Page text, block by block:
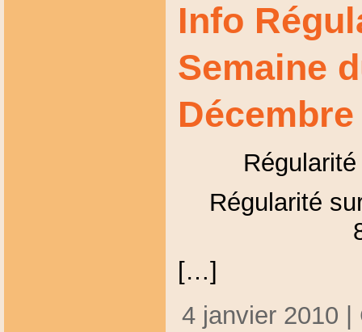
Info
Semaine
Décembre
Régularité
[…]
4 janvier 2010